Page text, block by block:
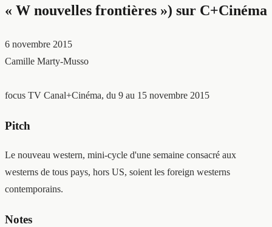
« W nouvelles frontières ») sur C+Cinéma
6 novembre 2015
Camille Marty-Musso
focus TV Canal+Cinéma, du 9 au 15 novembre 2015
Pitch
Le nouveau western, mini-cycle d'une semaine consacré aux
westerns de tous pays, hors US, soient les foreign westerns
contemporains.
Notes